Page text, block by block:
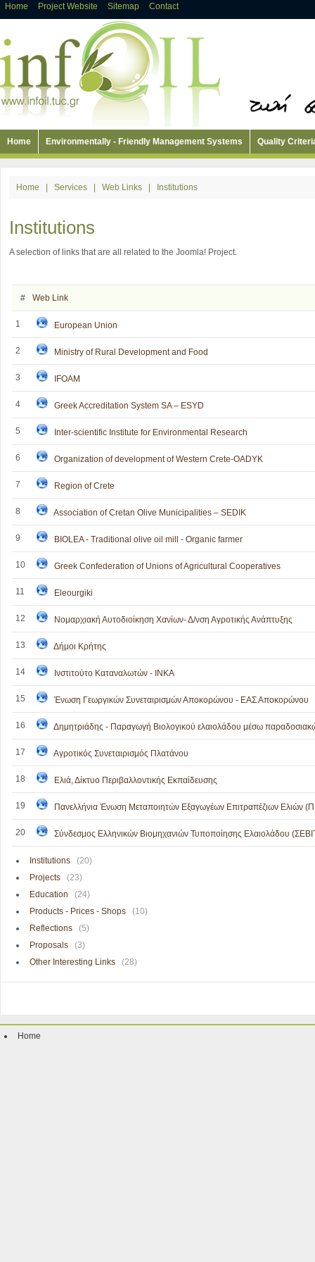
Home Project Website Sitemap Contact
Home Environmentally - Friendly Management Systems Quality
Home Services Web Links Institutions
Institutions
A selection of links that are all related to the Joomla! Project.
# Web Link
1 European Union
2 Ministry of Rural Development and Food
3 IFOAM
4 Greek Accreditation System SA – ESYD
5 Inter-scientific Institute for Environmental Research
6 Organization of development of Western Crete-OADYK
7 Region of Crete
8 Association of Cretan Olive Municipalities – SEDIK
9 BIOLEA - Traditional olive oil mill - Organic farmer
10 Greek Confederation of Unions of Agricultural Cooperatives
11 Eleourgiki
12 Νομαρχιακή Αυτοδιοίκηση Χανίων- Δ/νση Αγροτικής Ανάπτυξης
13 Δήμοι Κρήτης
14 Ινστιτούτο Καταναλωτών - ΙΝΚΑ
15 Ένωση Γεωργικών Συνεταιρισμών Αποκορώνου - ΕΑΣ Αποκορώνου
16 Δημητριάδης - Παραγωγή Βιολογικού ελαιολάδου μέσω
17 Αγροτικός Συνεταιρισμός Πλατάνου
18 Ελιά, Δίκτυο Περιβαλλοντικής Εκπαίδευσης
19 Πανελλήνια Ένωση Μεταποιητών Εξαγωγέων Επιτραπέζιων Ελιών
20 Σύνδεσμος Ελληνικών Βιομηχανιών Τυποποίησης Ελαιολάδου
Institutions
(20)
Projects
(23)
Education
(24)
Products - Prices - Shops
(10)
Reflections
(5)
Proposals
(3)
Other Interesting Links
(28)
Home